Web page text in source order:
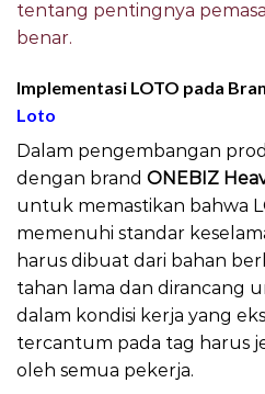
tentang pentingnya
benar.
Implementasi LOTO pada
Loto
Dalam pengembangan
dengan brand ONEBIZ
untuk memastikan bahwa
memenuhi standar
harus dibuat dari bahan
tahan lama dan dirancang
dalam kondisi kerja yang
tercantum pada tag harus
oleh semua pekerja.